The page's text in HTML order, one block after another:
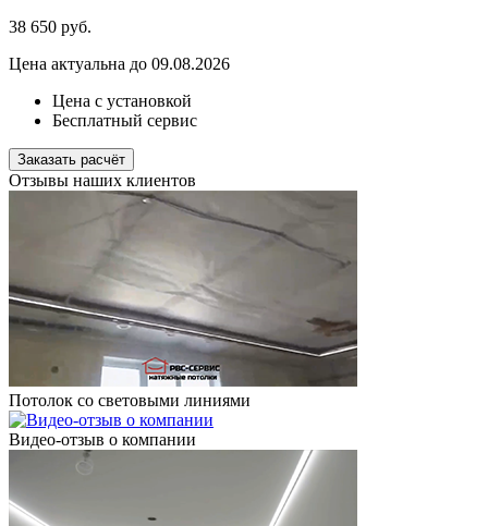
38 650 руб.
Цена актуальна до 09.08.2026
Цена с установкой
Бесплатный сервис
Заказать расчёт
Отзывы наших клиентов
Потолок со световыми линиями
Видео-отзыв о компании